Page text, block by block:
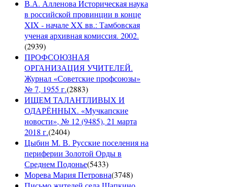
В.А. Алленова Историческая наука
в российской провинции в конце
XIX - начале XX вв.: Тамбовская
ученая архивная комиссия. 2002.
(2939)
ПРОФСОЮЗНАЯ
ОРГАНИЗАЦИЯ УЧИТЕЛЕЙ.
Журнал «Советские профсоюзы»
№ 7, 1955 г.(2883)
ИЩЕМ ТАЛАНТЛИВЫХ И
ОДАРЁННЫХ. «Мучкапские
новости», № 12 (9485), 21 марта
2018 г.(2404)
Цыбин М. В. Русские поселения на
периферии Золотой Орды в
Среднем Подонье(5433)
Морева Мария Петровна(3748)